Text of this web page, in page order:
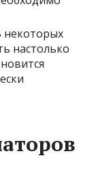
некоторых
настолько